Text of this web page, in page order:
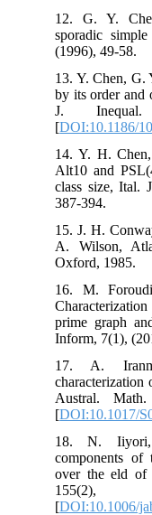
12. G. Y.
sporadic
(1996), 49-58.
13. Y. Chen,
by its order
J.
[DOI:10.1186/
14. Y. H.
Alt10 and
class size,
387-394.
15. J. H.
A. Wilson,
Oxford, 1985.
16. M.
prime graph
Inform, 7(1),
17. A.
Austral.
[DOI:10.1017/
18. N.
components
over the eld
155(2),
[DOI:10.1006/